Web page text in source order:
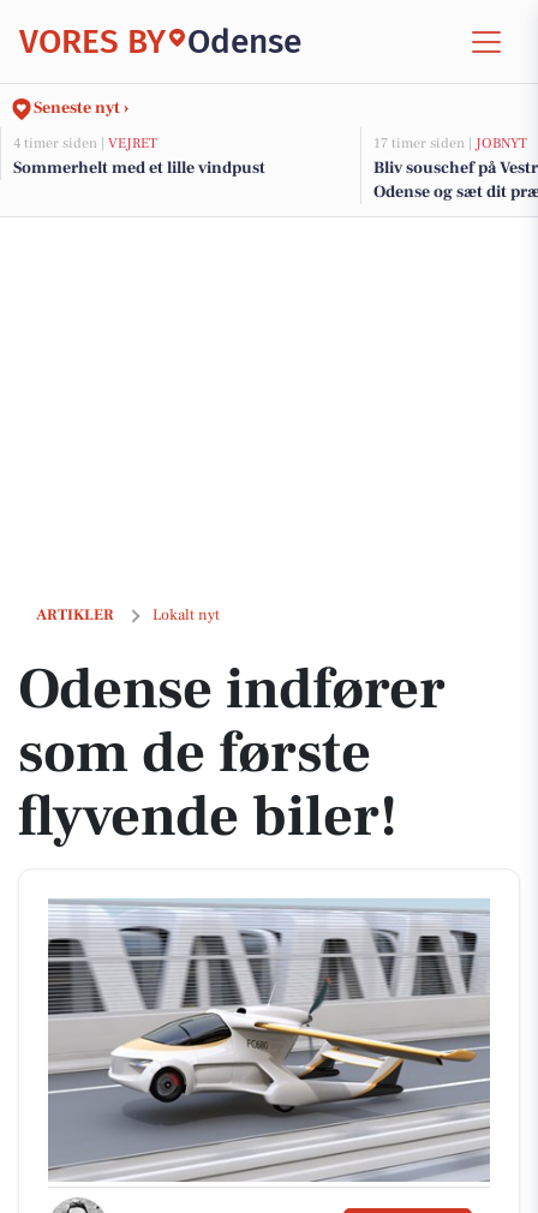
VORES BY Odense
Seneste nyt ›
4 timer siden | VEJRET
Sommerhelt med et lille vindpust
17 timer siden | JOBNYT
Bliv souschef på
Odense og sæt dit
ARTIKLER Lokalt nyt
Odense indfører som de første flyvende biler!
Odense indfører
som de første
flyvende biler!